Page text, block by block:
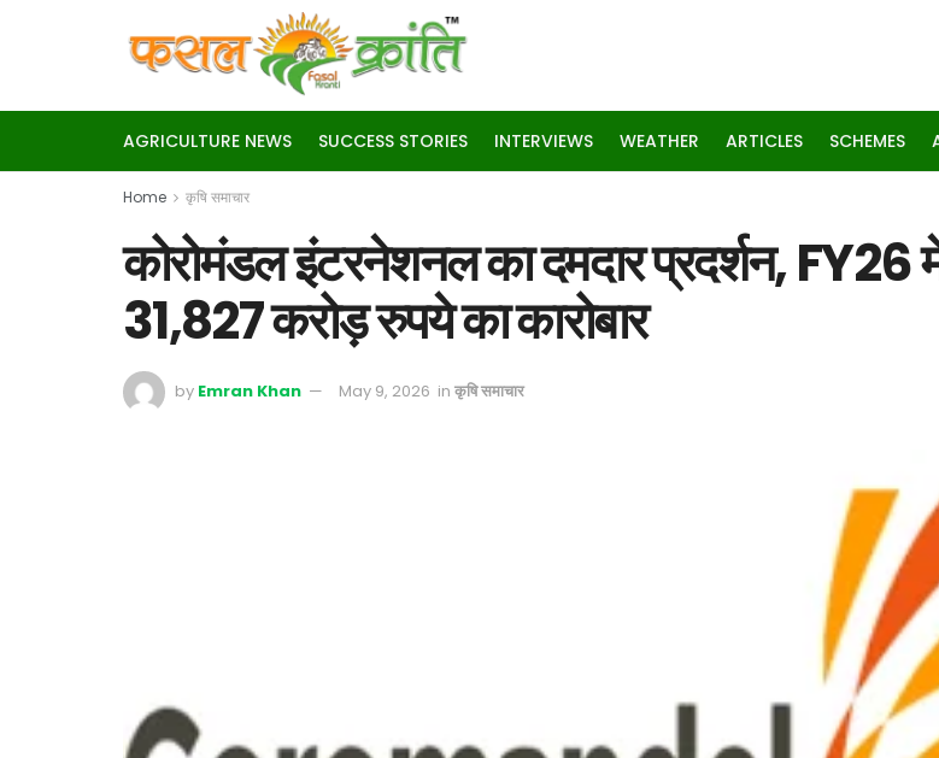
AGRICULTURE NEWS SUCCESS STORIES INTERVIEWS WEATHER ARTICLES SCHEMES
Home कृषि समाचार
कोरोमंडल इंटरनेशनल का दमदार प्रदर्शन, FY26
31,827 करोड़ रुपये का कारोबार
by Emran Khan May 9, 2026 in कृषि समाचार